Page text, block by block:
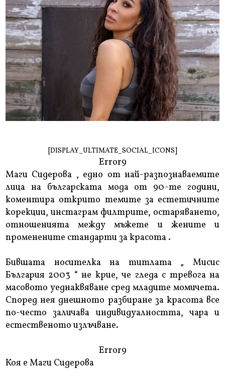
[DISPLAY_ULTIMATE_SOCIAL_ICONS]
Error9
Маги Сидерова , едно от най-разпознаваемите
лица на българската мода от 90-те години,
коментира открито темите за естетичните
корекции, инстаграм филтрите, остаряването,
отношенията между мъжете и жените и
променените стандарти за красота .
Бившата носителка на титлата „ Мисис
България 2003 “ не крие, че гледа с тревога на
масовото уеднаквяване сред младите момичета.
Според нея днешното разбиране за красота все
по-често заличава индивидуалността, чара и
естественото излъчване.
Error9
Коя е Маги Сидерова